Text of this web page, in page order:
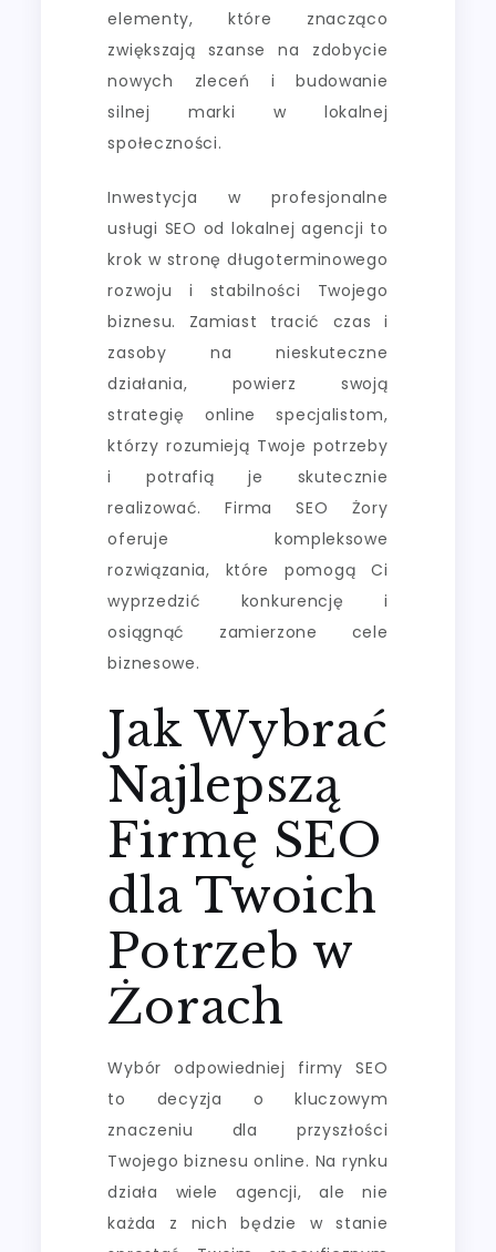
elementy, które znacząco
zwiększają szanse na zdobycie
nowych zleceń i budowanie
silnej marki w lokalnej
społeczności.
Inwestycja w profesjonalne
usługi SEO od lokalnej agencji to
krok w stronę długoterminowego
rozwoju i stabilności Twojego
biznesu. Zamiast tracić czas i
zasoby na nieskuteczne
działania, powierz swoją
strategię online specjalistom,
którzy rozumieją Twoje potrzeby
i potrafią je skutecznie
realizować. Firma SEO Żory
oferuje kompleksowe
rozwiązania, które pomogą Ci
wyprzedzić konkurencję i
osiągnąć zamierzone cele
biznesowe.
Jak Wybrać
Najlepszą
Firmę SEO
dla Twoich
Potrzeb w
Żorach
Wybór odpowiedniej firmy SEO
to decyzja o kluczowym
znaczeniu dla przyszłości
Twojego biznesu online. Na rynku
działa wiele agencji, ale nie
każda z nich będzie w stanie